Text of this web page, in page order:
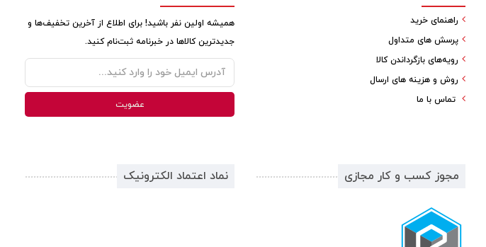
همیشه اولین نفر باشید! برای اطلاع از آخرین تخفیف‌ها و
جدیدترین کالاها در خبرنامه ثبت‌نام کنید.
راهنمای خرید
پرسش های متداول
رویه‌های بازگرداندن کالا
روش و هزینه های ارسال
تماس با ما
مجوز کسب و کار مجازی نماد اعتماد الکترونیک